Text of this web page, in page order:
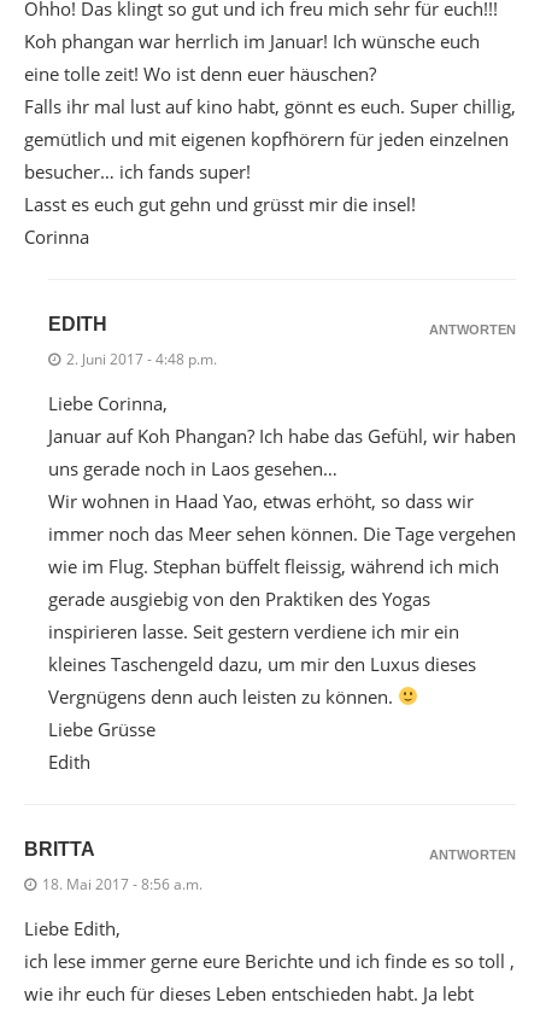
Ohho! Das klingt so gut und ich freu mich sehr für euch!!!
Koh phangan war herrlich im Januar! Ich wünsche euch
eine tolle zeit! Wo ist denn euer häuschen?
Falls ihr mal lust auf kino habt, gönnt es euch. Super chillig,
gemütlich und mit eigenen kopfhörern für jeden einzelnen
besucher… ich fands super!
Lasst es euch gut gehn und grüsst mir die insel!
Corinna
EDITH
2. Juni 2017 - 4:48 p.m.
Liebe Corinna,
Januar auf Koh Phangan? Ich habe das Gefühl, wir haben
uns gerade noch in Laos gesehen…
Wir wohnen in Haad Yao, etwas erhöht, so dass wir
immer noch das Meer sehen können. Die Tage vergehen
wie im Flug. Stephan büffelt fleissig, während ich mich
gerade ausgiebig von den Praktiken des Yogas
inspirieren lasse. Seit gestern verdiene ich mir ein
kleines Taschengeld dazu, um mir den Luxus dieses
Vergnügens denn auch leisten zu können.
Liebe Grüsse
Edith
ANTWORTEN
BRITTA
18. Mai 2017 - 8:56 a.m.
Liebe Edith,
ich lese immer gerne eure Berichte und ich finde es so toll ,
wie ihr euch für dieses Leben entschieden habt. Ja lebt
ANTWORTEN